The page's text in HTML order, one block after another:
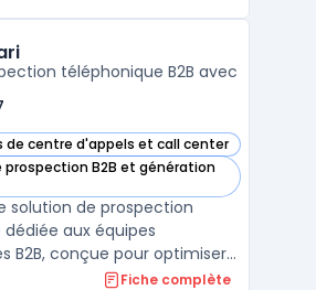
numéros directs) en
de sites tels que LinkedI
téléphonique B2B avec
de centre d'appels et call center
cette catégorie
prospection B2B et génération
cette catégorie
solution de prospection
aux équipes
B2B, conçue pour optimiser
des appels
Fiche complète